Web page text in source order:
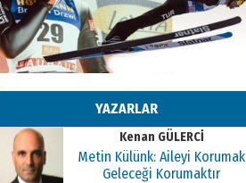
YAZARLAR
Kenan GÜLERCİ
Metin Külünk: Aileyi Korumak
Geleceği Korumaktır
11 Mayıs 2026 Pazartesi
Kenan GÜLERCİ
Metin Külünk: Aileyi Korumak
Geleceği Korumaktır